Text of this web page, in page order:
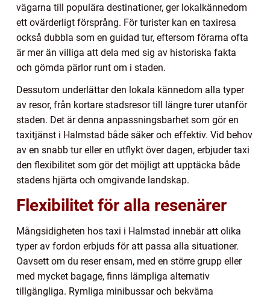
vägarna till populära destinationer, ger lokalkännedom
ett ovärderligt försprång. För turister kan en taxiresa
också dubbla som en guidad tur, eftersom förarna ofta
är mer än villiga att dela med sig av historiska fakta
och gömda pärlor runt om i staden.
Dessutom underlättar den lokala kännedom alla typer
av resor, från kortare stadsresor till längre turer utanför
staden. Det är denna anpassningsbarhet som gör en
taxitjänst i Halmstad både säker och effektiv. Vid behov
av en snabb tur eller en utflykt över dagen, erbjuder taxi
den flexibilitet som gör det möjligt att upptäcka både
stadens hjärta och omgivande landskap.
Flexibilitet för alla resenärer
Mångsidigheten hos taxi i Halmstad innebär att olika
typer av fordon erbjuds för att passa alla situationer.
Oavsett om du reser ensam, med en större grupp eller
med mycket bagage, finns lämpliga alternativ
tillgängliga. Rymliga minibussar och bekväma